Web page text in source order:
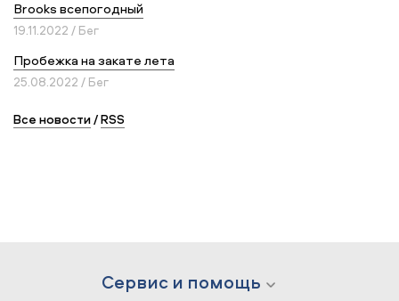
Brooks всепогодный
19.11.2022 / Бег
Пробежка на закате лета
25.08.2022 / Бег
Все новости/RSS
Сервис и помощь